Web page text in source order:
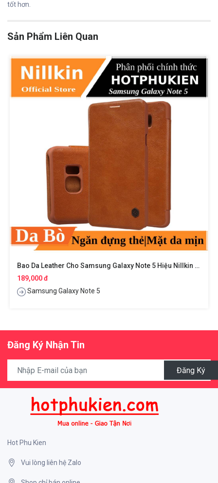
tốt hơn.
Sản Phẩm Liên Quan
Bao Da Leather Cho Samsung Galaxy Note 5 Hiệu Nillkin Qin
189,000 đ
Samsung Galaxy Note 5
Đăng Ký Nhận Tin
Đăng Ký
Hot Phu Kien
Vui lòng liên hệ Zalo